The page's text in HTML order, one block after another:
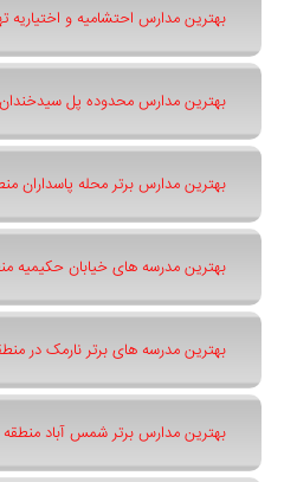
بهترین مدارس احتشامیه و اختیاریه
بهترین مدارس محدوده پل
بهترین مدارس برتر محله پاسداران
بهترین مدرسه های خیابان حکیمیه
بهترین مدرسه های برتر نارمک در
بهترین مدارس برتر شمس آباد منطقه 4